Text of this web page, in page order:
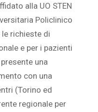
alla UO STEN
Policlinico
richieste di
e per i pazienti
una
con una
(Torino ed
regionale per